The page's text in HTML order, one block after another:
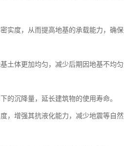
实度，从而提高地基的承载能力，确
土体更加均匀，减少后期因地基不均
的沉降量，延长建筑物的使用寿命。
，增强其抗液化能力，减少地震等自